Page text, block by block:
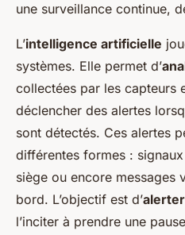
une surveillance continue,
L’intelligence artificielle
systèmes. Elle permet d’
collectées par les capteurs
déclencher des alertes
sont détectés. Ces alertes
différentes formes :
siège ou encore messages
bord. L’objectif est d’alerter
l’inciter à prendre une